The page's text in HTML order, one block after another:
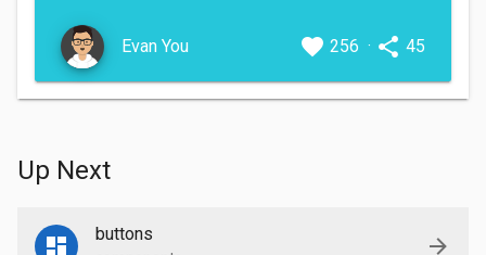
Evan You 256 · 45
Up Next
buttons